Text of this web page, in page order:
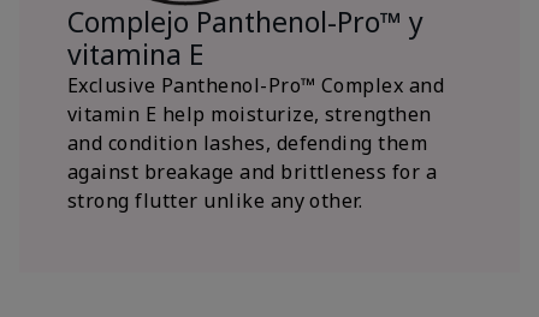
Complejo Panthenol-Pro™ y
vitamina E
Exclusive Panthenol-Pro™ Complex and
vitamin E help moisturize, strengthen
and condition lashes, defending them
against breakage and brittleness for a
strong flutter unlike any other.